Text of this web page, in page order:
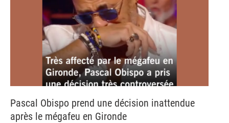
Pascal Obispo prend une décision inattendue
après le mégafeu en Gironde